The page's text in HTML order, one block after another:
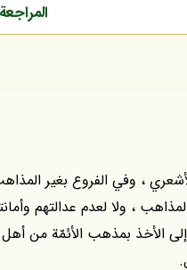
المراجعة (4) ـ قال السيّد رحمة
، وفي الفروع بغير
، ولا لعدم عدالتهم
الأخذ بمذهب الأئمّة من